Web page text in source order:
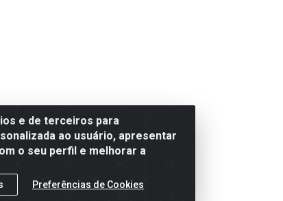
e de terceiros para
ao usuário, apresentar
o seu perfil e melhorar a
Preferências de Cookies